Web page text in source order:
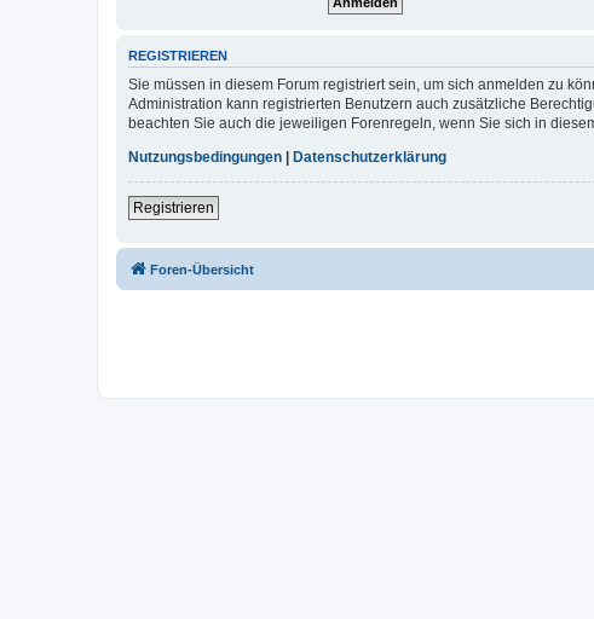
REGISTRIEREN
Sie müssen in diesem Forum registriert sein, um sich anmelden zu
Administration kann registrierten Benutzern auch zusätzliche
beachten Sie auch die jeweiligen Forenregeln, wenn Sie sich in
Nutzungsbedingungen | Datenschutzerklärung
Registrieren
Foren-Übersicht